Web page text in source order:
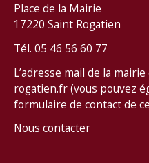
Place de la Mairie
17220 Saint Rogatien
Tél. 05 46 56 60 77
L’adresse mail de la
rogatien.fr (vous pouvez
formulaire de contact de
Nous contacter